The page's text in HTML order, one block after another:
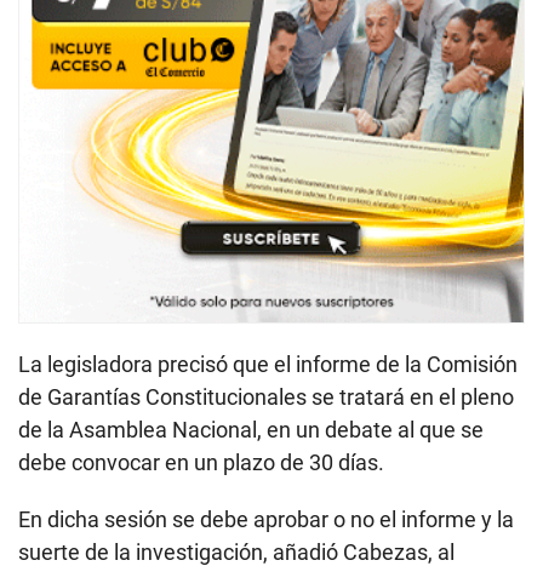
La legisladora precisó que el informe de la Comisión
de Garantías Constitucionales se tratará en el pleno
de la Asamblea Nacional, en un debate al que se
debe convocar en un plazo de 30 días.
En dicha sesión se debe aprobar o no el informe y la
suerte de la investigación, añadió Cabezas, al